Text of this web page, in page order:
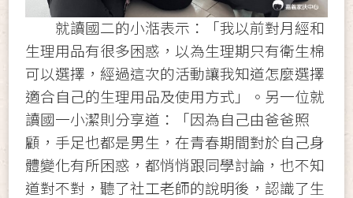
就讀國二的小湉表示：「我以前對月經和
生理用品有很多困惑，以為生理期只有衛生棉
可以選擇，經過這次的活動讓我知道怎麼選擇
適合自己的生理用品及使用方式」。另一位就
讀國一小潔則分享道：「因為自己由爸爸照
顧，手足也都是男生，在青春期間對於自己身
體變化有所困惑，都悄悄跟同學討論，也不知
道對不對，聽了社工老師的說明後，認識了生